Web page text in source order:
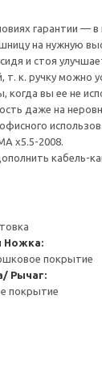
гарантии —
на нужную
и стоя
к. ручку можно
когда вы ее не
даже на
x5.5-2008.
кабель-
Ножка:
покрытие
Рычаг:
покрытие